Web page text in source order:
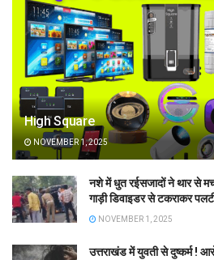
High Square
NOVEMBER 1, 2025
नशे में धुत रईसजादों ने थार से
गाड़ी डिवाइडर से टकराकर
NOVEMBER 1, 2025
उत्तराखंड में युवती से दुष्कर्म !